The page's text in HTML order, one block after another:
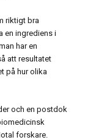
riktigt bra
en ingrediens i
har en
att resultatet
på hur olika
och en postdok
forskare.